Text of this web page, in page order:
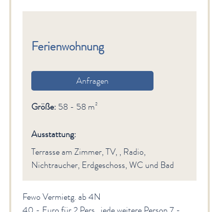
BÜRGER & STADT
Ferienwohnung
Anfragen
Größe: 58 - 58 m²
Ausstattung:
Terrasse am Zimmer, TV, , Radio,
Nichtraucher, Erdgeschoss, WC und Bad
Fewo Vermietg. ab 4N